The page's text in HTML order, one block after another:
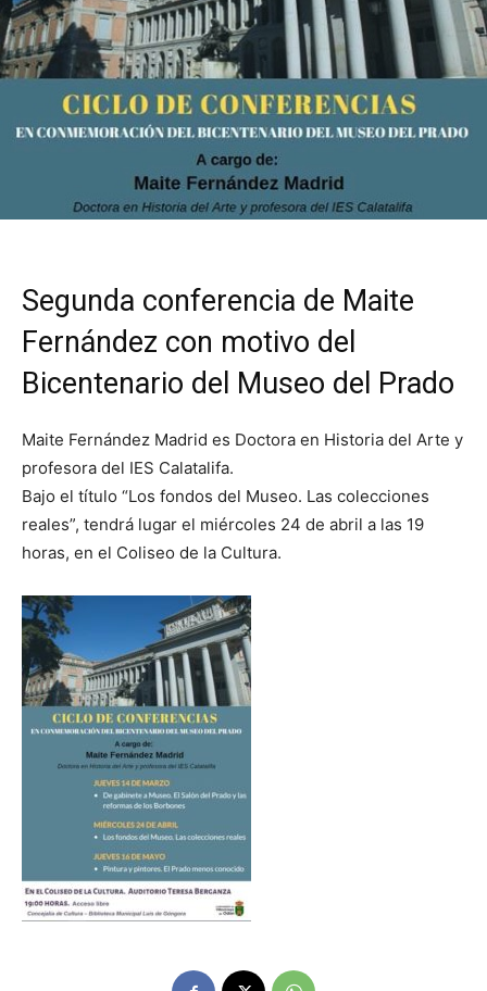
Segunda conferencia de Maite
Fernández con motivo del
Bicentenario del Museo del Prado
Maite Fernández Madrid es Doctora en Historia del Arte y
profesora del IES Calatalifa.
Bajo el título “Los fondos del Museo. Las colecciones
reales”, tendrá lugar el miércoles 24 de abril a las 19
horas, en el Coliseo de la Cultura.